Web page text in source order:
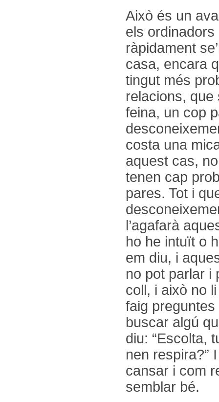
Això és un
els
ràpidament
casa, encara
tingut més
relacions, que
feina, un cop
costa una
aquest cas,
tenen cap
pares. Tot i
l’agafarà
ho he intuït o
em diu, i
no pot parlar i
coll, i això no
faig
buscar algú
diu: “Escolta,
nen respira?”
cansar i com
semblar bé.